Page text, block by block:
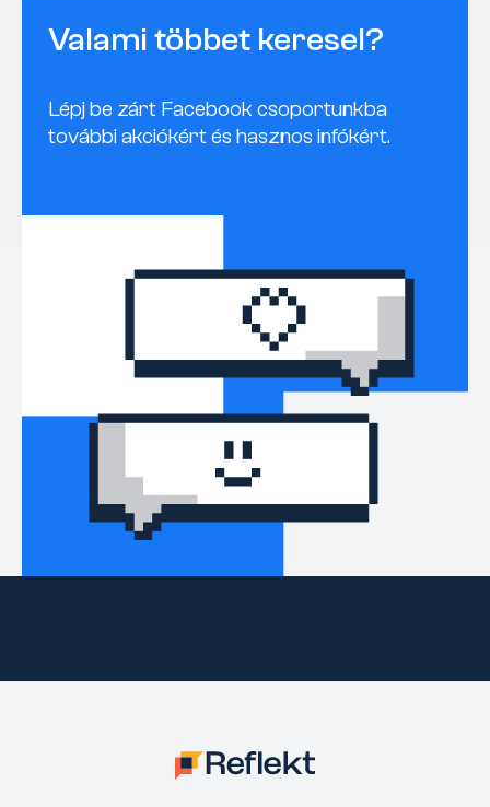
Valami többet keresel?
Lépj be zárt Facebook csoportunkba
további akciókért és hasznos infókért.